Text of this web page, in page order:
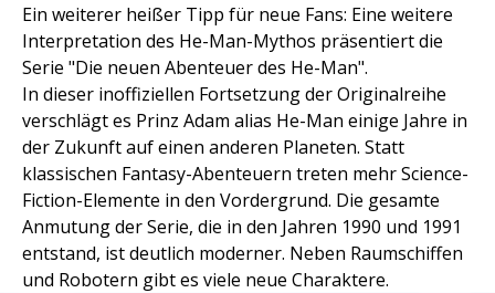
Ein weiterer heißer Tipp für neue Fans: Eine weitere
Interpretation des He-Man-Mythos präsentiert die
Serie "Die neuen Abenteuer des He-Man".
In dieser inoffiziellen Fortsetzung der Originalreihe
verschlägt es Prinz Adam alias He-Man einige Jahre in
der Zukunft auf einen anderen Planeten. Statt
klassischen Fantasy-Abenteuern treten mehr Science-
Fiction-Elemente in den Vordergrund. Die gesamte
Anmutung der Serie, die in den Jahren 1990 und 1991
entstand, ist deutlich moderner. Neben Raumschiffen
und Robotern gibt es viele neue Charaktere.